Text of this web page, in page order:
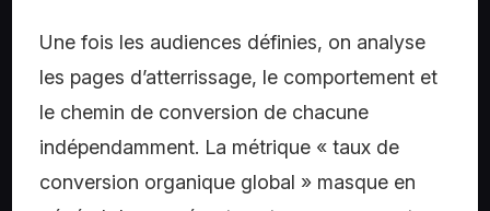
Une fois les audiences définies, on analyse
les pages d’atterrissage, le comportement et
le chemin de conversion de chacune
indépendamment. La métrique « taux de
conversion organique global » masque en